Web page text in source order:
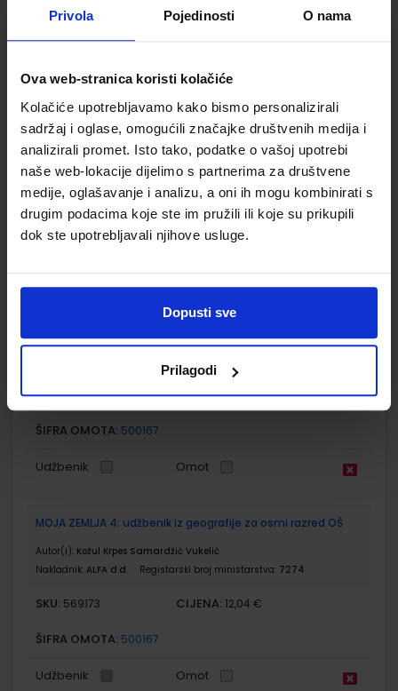
Privola Pojedinosti O nama
Ova web-stranica koristi kolačiće
Kolačiće upotrebljavamo kako bismo personalizirali
sadržaj i oglase, omogućili značajke društvenih medija i
analizirali promet. Isto tako, podatke o vašoj upotrebi
naše web-lokacije dijelimo s partnerima za društvene
medije, oglašavanje i analizu, a oni ih mogu kombinirati s
drugim podacima koje ste im pružili ili koje su prikupili
dok ste upotrebljavali njihove usluge.
Dopusti sve
Prilagodi
Mamić Mrvoš Sermek Peradinović Ribarić
Nakladnik:ALFA d.d. Registarski broj ministarstva:6511
SKU:567459 CIJENA:11,85 €
ŠIFRA OMOTA: 500160
Udžbenik Omot
Autor(i):Mamić Mrvoš Sermek Peradinović Ribarić
SKU:567460 CIJENA:12,00 €
ŠIFRA OMOTA: 500167
Udžbenik Omot
MOJA ZEMLJA 4; udžbenik iz geografije za osmi razred OŠ
Autor(i): Kožul Krpes Samardžić Vukelić
Nakladnik: ALFA d.d. Registarski broj ministarstva: 7274
SKU: 569173 CIJENA: 12,04 €
ŠIFRA OMOTA: 500167
Udžbenik Omot